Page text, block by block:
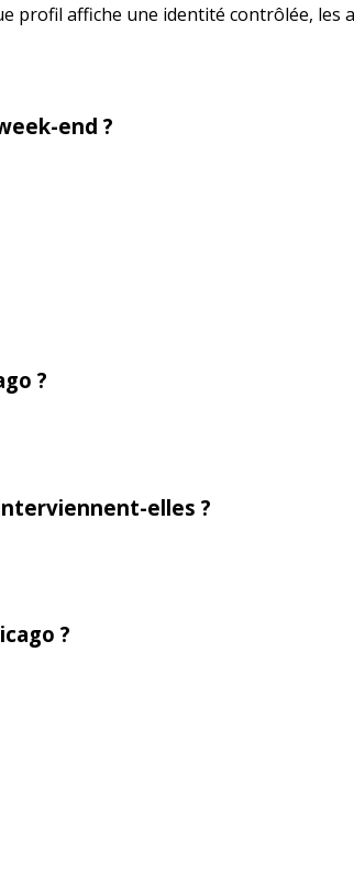
profil affiche une identité contrôlée, les
end ?
?
elles ?
?